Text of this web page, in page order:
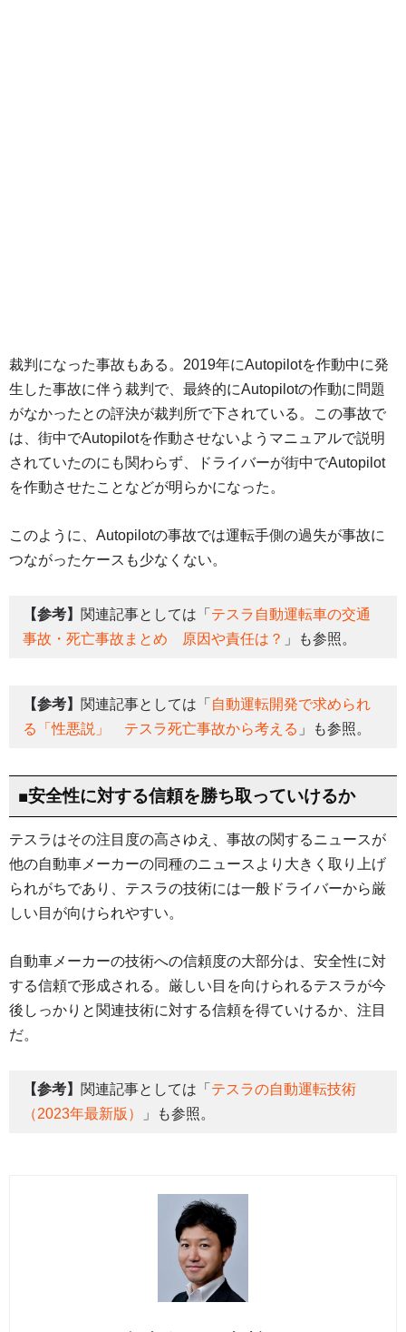
裁判になった事故もある。2019年にAutopilotを作動中に発
生した事故に伴う裁判で、最終的にAutopilotの作動に問題
がなかったとの評決が裁判所で下されている。この事故で
は、街中でAutopilotを作動させないようマニュアルで説明
されていたのにも関わらず、ドライバーが街中でAutopilot
を作動させたことなどが明らかになった。
このように、Autopilotの事故では運転手側の過失が事故に
つながったケースも少なくない。
【参考】 関連記事としては「 テスラ自動運転車の交通
事故・死亡事故まとめ 原因や責任は？ 」も参照。
【参考】 関連記事としては「 自動運転開発で求められ
る「性悪説」 テスラ死亡事故から考える 」も参照。
■安全性に対する信頼を勝ち取っていけるか
テスラはその注目度の高さゆえ、事故の関するニュースが
他の自動車メーカーの同種のニュースより大きく取り上げ
られがちであり、テスラの技術には一般ドライバーから厳
しい目が向けられやすい。
自動車メーカーの技術への信頼度の大部分は、安全性に対
する信頼で形成される。厳しい目を向けられるテスラが今
後しっかりと関連技術に対する信頼を得ていけるか、注目
だ。
【参考】 関連記事としては「 テスラの自動運転技術
（2023年最新版）
」も参照。